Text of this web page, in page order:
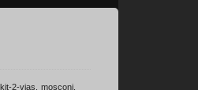
kit-2-vias
mosconi